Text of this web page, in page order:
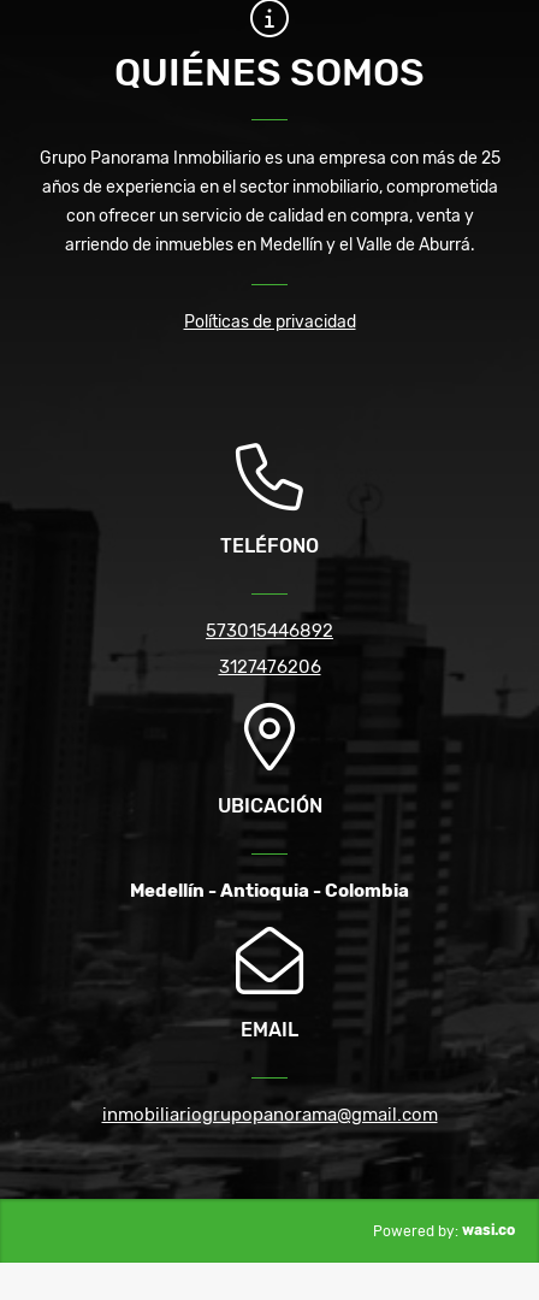
QUIÉNES SOMOS
Grupo Panorama Inmobiliario es una empresa con más de 25
años de experiencia en el sector inmobiliario, comprometida
con ofrecer un servicio de calidad en compra, venta y
arriendo de inmuebles en Medellín y el Valle de Aburrá.
Políticas de privacidad
TELÉFONO
573015446892
3127476206
UBICACIÓN
Medellín - Antioquia - Colombia
EMAIL
inmobiliariogrupopanorama@gmail.com
Powered by: wasi.co